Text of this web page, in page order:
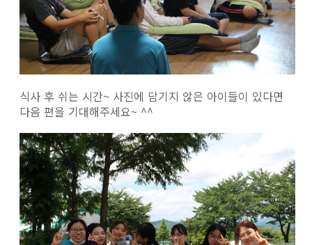
식사 후 쉬는 시간~ 사진에 담기지 않은 아이들이 있다면
다음 편을 기대해주세요~ ^^